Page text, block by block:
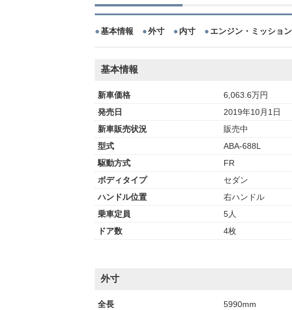
基本情報 外寸 内寸 エンジン・ミッショ
基本情報
新車価格
6,063.6万円
発売日
2019年10月1日
新車販売状況
販売中
型式
ABA-688L
駆動方式
FR
ボディタイプ
セダン
ハンドル位置
右ハンドル
乗車定員
5人
ドア数
4枚
外寸
全長
5990mm